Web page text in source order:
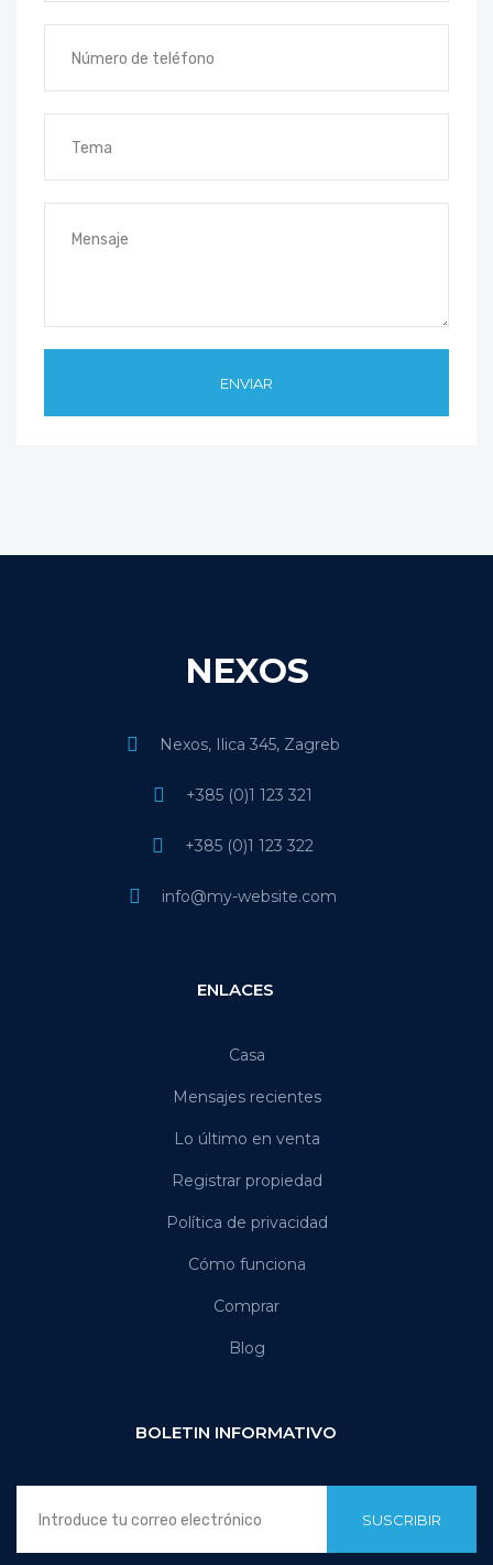
NEXOS
Nexos, Ilica 345, Zagreb
+385 (0)1 123 321
+385 (0)1 123 322
info@my-website.com
ENLACES
Casa
Mensajes recientes
Lo último en venta
Registrar propiedad
Política de privacidad
Cómo funciona
Comprar
Blog
BOLETIN INFORMATIVO
SUSCRIBIR